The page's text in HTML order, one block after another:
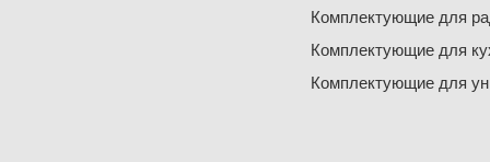
Комплектующие для
Комплектующие для
Комплектующие для